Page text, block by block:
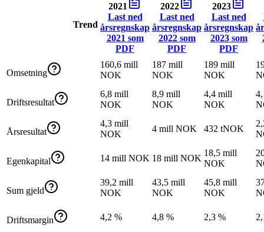
Trend
2021
Last ned
årsregnskap
2021 som
PDF
2022
Last ned
årsregnskap
2022som
PDF
2023
Last ned
årsregnskap
2023som
PDF
Omsetning
160,6 mill
NOK
187 mill
NOK
189 mill
NOK
Driftsresultat
6,8 mill
NOK
8,9 mill
NOK
4,4 mill
NOK
Årsresultat
4,3 mill
NOK
4 mill NOK 432 tNOK
Egenkapital 14 mill NOK 18 mill NOK
18,5 mill
NOK
Sum gjeld
39,2 mill
NOK
43,5 mill
NOK
45,8 mill
NOK
Driftsmargin 4,2 % 4,8 % 2,3 %